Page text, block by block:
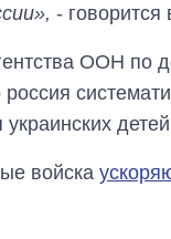
-
ООН
войска